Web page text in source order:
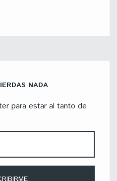
NADA
para estar al tanto de